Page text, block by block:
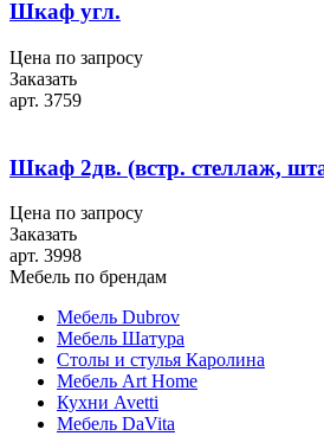
Шкаф угл.
Цена по запросу
Заказать
арт. 3759
Шкаф 2дв. (встр. стеллаж,
Цена по запросу
Заказать
арт. 3998
Мебель по брендам
Мебель Dubrov
Мебель Шатура
Столы и стулья Каролина
Мебель Art Home
Кухни Avetti
Мебель DaVita